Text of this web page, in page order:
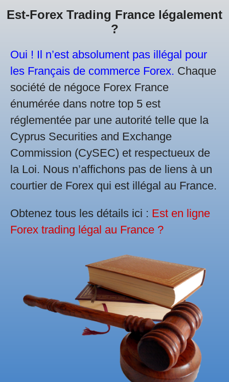
Est-Forex Trading France légalement
?
Oui ! Il n’est absolument pas illégal pour
les Français de commerce Forex. Chaque
société de négoce Forex France
énumérée dans notre top 5 est
réglementée par une autorité telle que la
Cyprus Securities and Exchange
Commission (CySEC) et respectueux de
la Loi. Nous n’affichons pas de liens à un
courtier de Forex qui est illégal au France.
Obtenez tous les détails ici : Est en ligne
Forex trading légal au France ?